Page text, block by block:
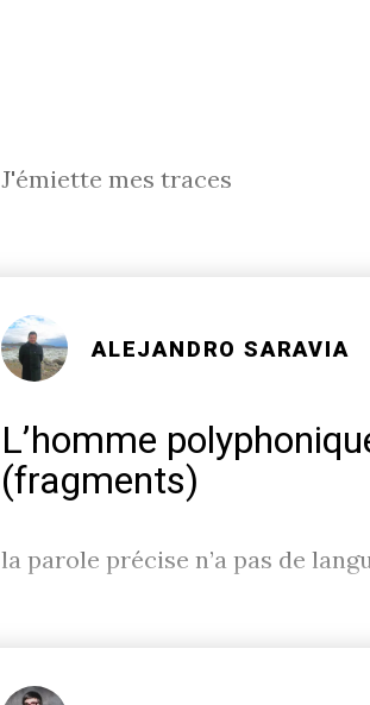
J'émiette mes traces
ALEJANDRO SARAVIA
L’homme
(fragments)
la parole précise n’a pas de